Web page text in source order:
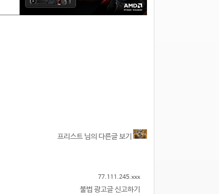
프리스트 님의 다른글 보기
77.111.245.xxx
불법 광고글 신고하기